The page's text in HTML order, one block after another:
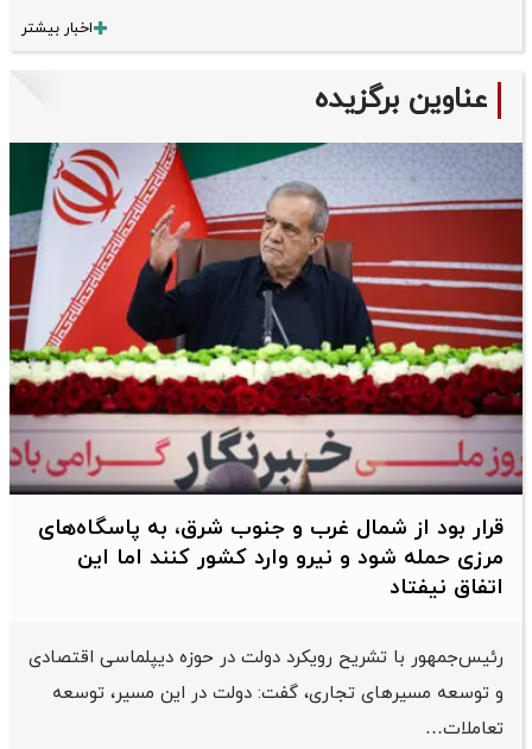
اخبار بیشتر
عناوین برگزیده
قرار بود از شمال ‌غرب و جنوب‌ شرق، به پاسگاه‌های
مرزی حمله شود و نیرو وارد کشور کنند اما این
اتفاق نیفتاد
رئیس‌جمهور با تشریح رویکرد دولت در حوزه دیپلماسی اقتصادی
و توسعه مسیرهای تجاری، گفت: دولت در این مسیر، توسعه
تعاملات…